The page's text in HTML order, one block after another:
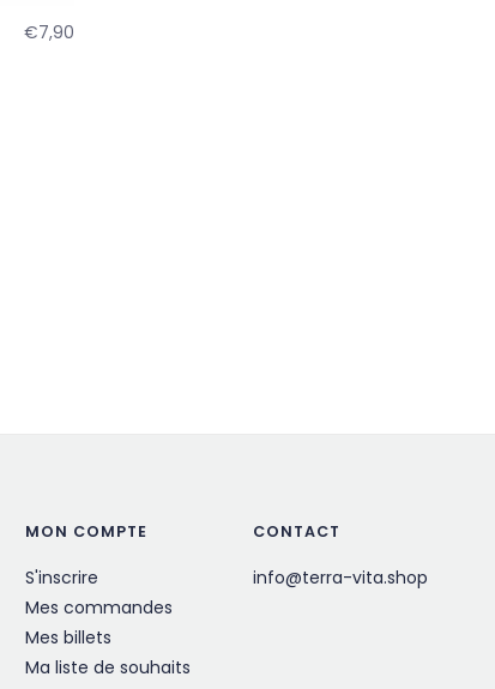
€7,90
MON COMPTE
S'inscrire
Mes commandes
Mes billets
Ma liste de souhaits
CONTACT
info@terra-vita.shop